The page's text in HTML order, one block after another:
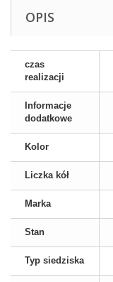
OPIS
czas
realizacji
Informacje
dodatkowe
Kolor
Liczka kół
Marka
Stan
Typ siedziska